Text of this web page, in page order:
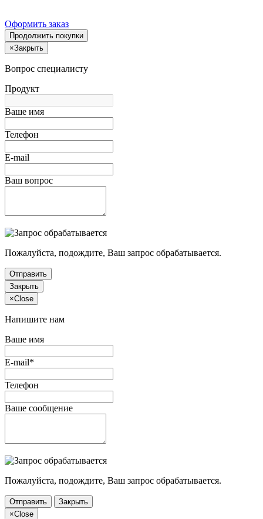
Оформить заказ
Продолжить покупки
×Закрыть
Вопрос специалисту
Продукт
Ваше имя
Телефон
E-mail
Ваш вопрос
Пожалуйста, подождите, Ваш запрос обрабатывается.
Отправить
Закрыть
×Close
Напишите нам
Ваше имя
E-mail*
Телефон
Ваше сообщение
Пожалуйста, подождите, Ваш запрос обрабатывается.
Отправить
Закрыть
×Close